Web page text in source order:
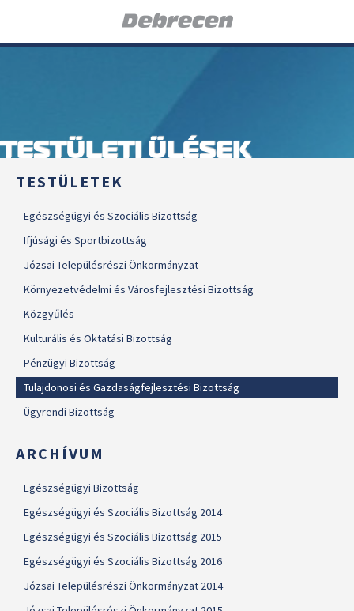
TESTÜLETI ÜLÉSEK
TESTÜLETEK
Egészségügyi és Szociális Bizottság
Ifjúsági és Sportbizottság
Józsai Településrészi Önkormányzat
Környezetvédelmi és Városfejlesztési Bizottság
Közgyűlés
Kulturális és Oktatási Bizottság
Pénzügyi Bizottság
Tulajdonosi és Gazdaságfejlesztési Bizottság
Ügyrendi Bizottság
ARCHÍVUM
Egészségügyi Bizottság
Egészségügyi és Szociális Bizottság 2014
Egészségügyi és Szociális Bizottság 2015
Egészségügyi és Szociális Bizottság 2016
Józsai Településrészi Önkormányzat 2014